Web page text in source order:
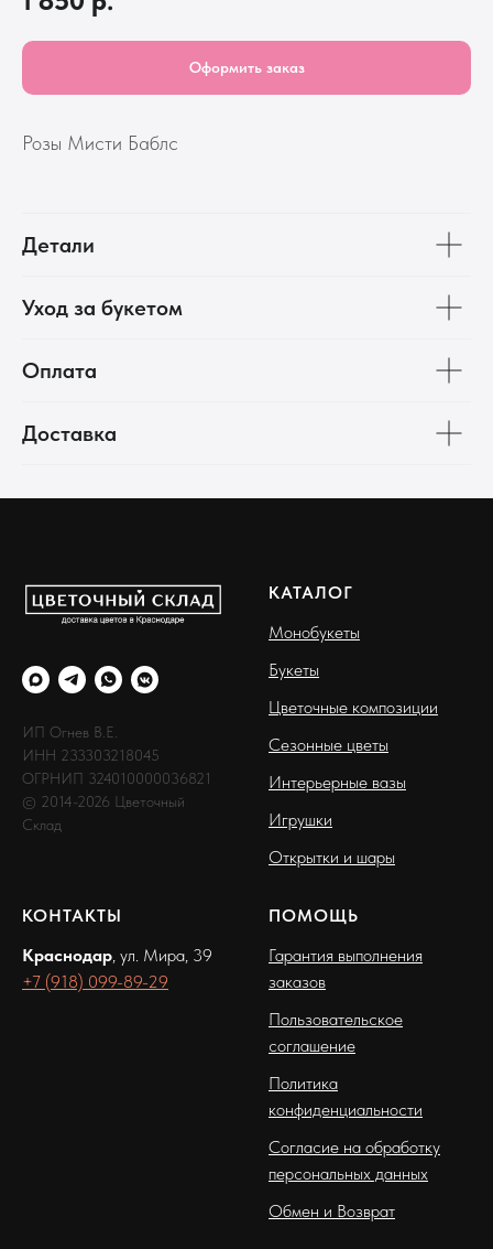
Оформить заказ
Розы Мисти Баблс
Детали
Уход за букетом
Оплата
Доставка
ИП Огнев В.Е.
ИНН 233303218045
ОГРНИП 324010000036821
© 2014-2026 Цветочный
Склад
КАТАЛОГ
Монобукеты
Букеты
Цветочные композиции
Сезонные цветы
Интерьерные вазы
Игрушки
Открытки и шары
КОНТАКТЫ
Краснодар, ул. Мира, 39
+7 (918) 099-89-29
ПОМОЩЬ
Гарантия выполнения
заказов
Пользовательское
соглашение
Политика
конфиденциальности
Согласие на обработку
персональных данных
Обмен и Возврат